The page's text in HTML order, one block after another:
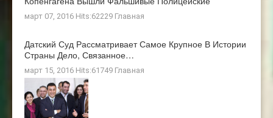
март 07, 2016 Hits:62229 Главная
Датский Суд Рассматривает Самое Крупное В Истории
Страны Дело, Связанное…
март 15, 2016 Hits:61749 Главная